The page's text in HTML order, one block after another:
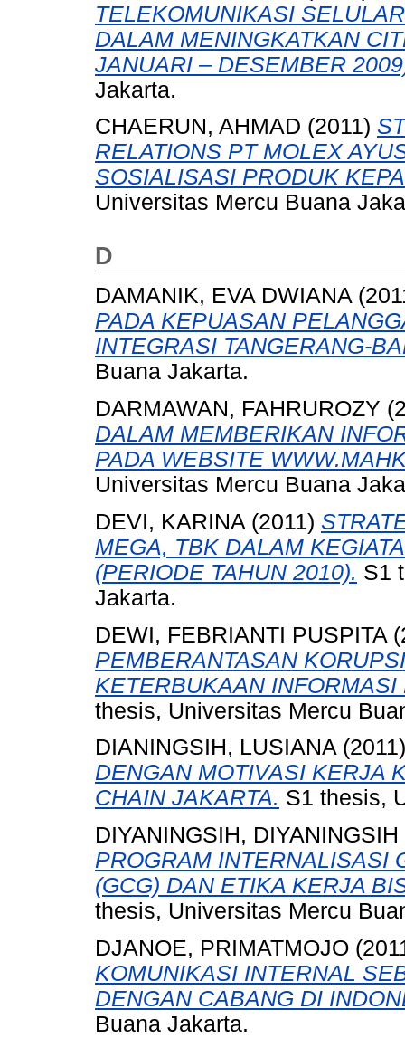
TELEKOMUNIKASI
DALAM MENINGKATKAN
JANUARI – DESEMBER
Jakarta.
CHAERUN, AHMAD (2011)
RELATIONS PT MOLEX
SOSIALISASI PRODUK
Universitas Mercu Buana
D
DAMANIK, EVA DWIANA
PADA KEPUASAN
INTEGRASI TANGERANG-
Buana Jakarta.
DARMAWAN, FAHRUROZY
DALAM MEMBERIKAN
PADA WEBSITE
Universitas Mercu Buana
DEVI, KARINA (2011)
MEGA, TBK DALAM
(PERIODE TAHUN 2010). S1
Jakarta.
DEWI, FEBRIANTI PUSPITA
PEMBERANTASAN
KETERBUKAAN
thesis, Universitas Mercu
DIANINGSIH, LUSIANA
DENGAN MOTIVASI KERJA
CHAIN JAKARTA. S1 thesis,
DIYANINGSIH, DIYANINGSIH
PROGRAM INTERNALISASI
(GCG) DAN ETIKA KERJA
thesis, Universitas Mercu
DJANOE, PRIMATMOJO
KOMUNIKASI INTERNAL
DENGAN CABANG DI
Buana Jakarta.